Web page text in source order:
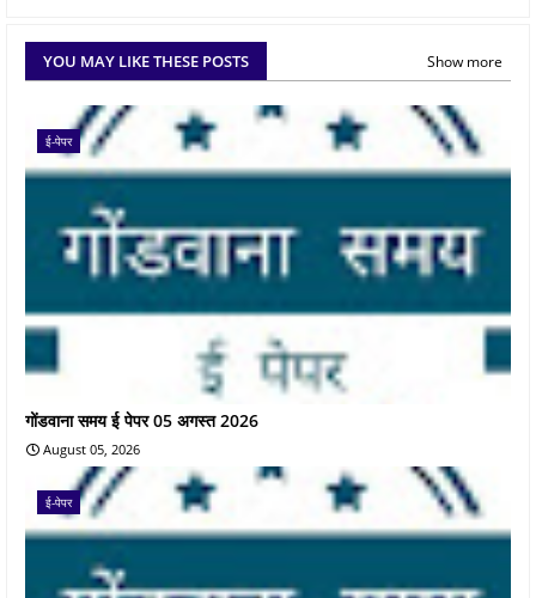
YOU MAY LIKE THESE POSTS Show more
ई-पेपर
गोंडवाना समय ई पेपर 05 अगस्त 2026
August 05, 2026
ई-पेपर